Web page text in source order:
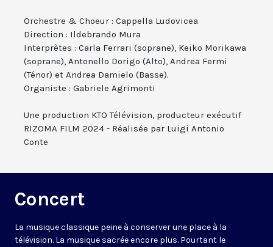
Orchestre & Choeur : Cappella Ludovicea
Direction : Ildebrando Mura
Interprètes : Carla Ferrari (soprane), Keiko Morikawa
(soprane), Antonello Dorigo (Alto), Andrea Fermi
(Ténor) et Andrea Damielo (Basse).
Organiste : Gabriele Agrimonti
Une production KTO Télévision, producteur exécutif
RIZOMA FILM 2024 - Réalisée par Luigi Antonio
Conte
Concert
La musique classique peine à conserver une place à la
télévision. La musique sacrée encore plus. Pourtant le